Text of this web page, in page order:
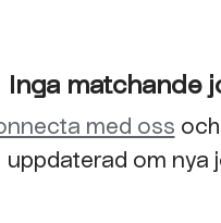
Inga matchande
med oss
uppdaterad om nya